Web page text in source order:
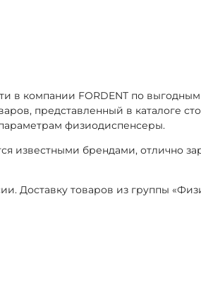
в компании FORDENT по
представленный в каталоге
физиодиспенсеры.
известными брендами, отлично
Доставку товаров из группы